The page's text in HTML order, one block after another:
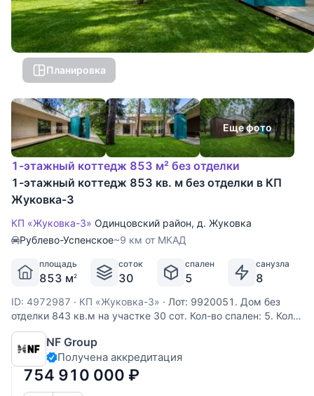
Планировка
Еще фото
1-этажный коттедж 853 м² без отделки
1-этажный коттедж 853 кв. м без отделки в КП
Жуковка-3
КП «Жуковка-3» Одинцовский район, д. Жуковка
Рублево-Успенское~9 км от МКАД
площадь
853 м2
соток
30
спален
5
санузла
8
ID: 4972987 · КП «Жуковка-3» · Лот: 9920051. Дом без
отделки 843 кв.м на участке 30 cот. Кол-во спален: 5. Кол-
во с/у: 8. Поселок «Жуковка 3». Рублево-Успенское шоссе,
8 км от МКАД. Без комиссии для покупателя. Уникальный
дом 843 м² на участке в 30 соток в посёлке Жуковка 3 в 8
NF Group
Получена аккредитация
754 910 000 ₽